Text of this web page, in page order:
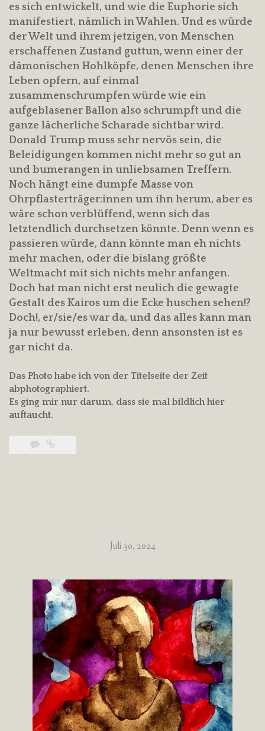
es sich entwickelt, und wie die Euphorie sich
manifestiert, nämlich in Wahlen. Und es würde
der Welt und ihrem jetzigen, von Menschen
erschaffenen Zustand guttun, wenn einer der
dämonischen Hohlköpfe, denen Menschen ihre
Leben opfern, auf einmal
zusammenschrumpfen würde wie ein
aufgeblasener Ballon also schrumpft und die
ganze lächerliche Scharade sichtbar wird.
Donald Trump muss sehr nervös sein, die
Beleidigungen kommen nicht mehr so gut an
und bumerangen in unliebsamen Treffern.
Noch hängt eine dumpfe Masse von
Ohrpflasterträger:innen um ihn herum, aber es
wäre schon verblüffend, wenn sich das
letztendlich durchsetzen könnte. Denn wenn es
passieren würde, dann könnte man eh nichts
mehr machen, oder die bislang größte
Weltmacht mit sich nichts mehr anfangen.
Doch hat man nicht erst neulich die gewagte
Gestalt des Kairos um die Ecke huschen sehen!?
Doch!, er/sie/es war da, und das alles kann man
ja nur bewusst erleben, denn ansonsten ist es
gar nicht da.
Das Photo habe ich von der Titelseite der Zeit
abphotographiert.
Es ging mir nur darum, dass sie mal bildlich hier
auftaucht.
Juli 30, 2024